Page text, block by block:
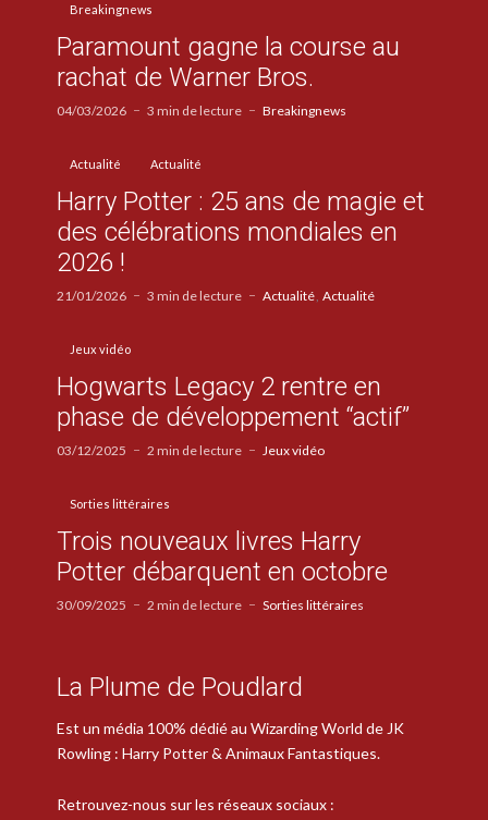
Breakingnews
Paramount gagne la course au
rachat de Warner Bros.
04/03/2026 3 min de lecture Breakingnews
Actualité Actualité
Harry Potter : 25 ans de magie et
des célébrations mondiales en
2026 !
21/01/2026 3 min de lecture Actualité Actualité
Jeux vidéo
Hogwarts Legacy 2 rentre en
phase de développement “actif”
03/12/2025 2 min de lecture Jeux vidéo
Sorties littéraires
Trois nouveaux livres Harry
Potter débarquent en octobre
30/09/2025 2 min de lecture Sorties littéraires
La Plume de Poudlard
Est un média 100% dédié au Wizarding World de JK
Rowling : Harry Potter & Animaux Fantastiques.
Retrouvez-nous sur les réseaux sociaux :